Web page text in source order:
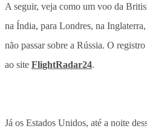
A seguir, veja como um voo da
na Índia, para Londres, na
não passar sobre a Rússia. O
ao site FlightRadar24.
Já os Estados Unidos, até a noite